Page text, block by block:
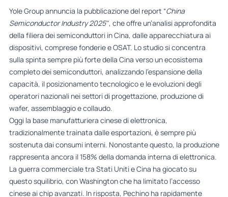
Yole Group annuncia la pubblicazione del report “China
Semiconductor Industry 2025″, che offre un’analisi approfondita
della filiera dei semiconduttori in Cina, dalle apparecchiatura ai
dispositivi, comprese fonderie e OSAT. Lo studio si concentra
sulla spinta sempre più forte della Cina verso un ecosistema
completo dei semiconduttori, analizzando l’espansione della
capacità, il posizionamento tecnologico e le evoluzioni degli
operatori nazionali nei settori di progettazione, produzione di
wafer, assemblaggio e collaudo.
Oggi la base manufatturiera cinese di elettronica,
tradizionalmente trainata dalle esportazioni, è sempre più
sostenuta dai consumi interni. Nonostante questo, la produzione
rappresenta ancora il 158% della domanda interna di elettronica.
La guerra commerciale tra Stati Uniti e Cina ha giocato su
questo squilibrio, con Washington che ha limitato l’accesso
cinese ai chip avanzati. In risposta, Pechino ha rapidamente